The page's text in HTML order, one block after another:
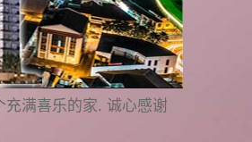
满喜乐的家. 诚心感谢